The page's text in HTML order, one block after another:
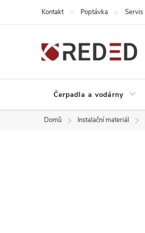
Kontakt Poptávka Servis
Čerpadla a vodárny
Domů Instalační materiál